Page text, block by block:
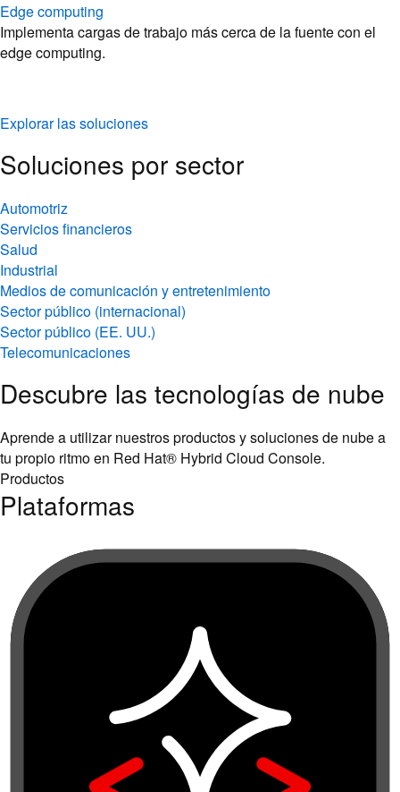
Edge computing
Implementa cargas de trabajo más cerca de la fuente con el
edge computing.
Explorar las soluciones
Soluciones por sector
Automotriz
Servicios financieros
Salud
Industrial
Medios de comunicación y entretenimiento
Sector público (internacional)
Sector público (EE. UU.)
Telecomunicaciones
Descubre las tecnologías de nube
Aprende a utilizar nuestros productos y soluciones de nube a
tu propio ritmo en Red Hat® Hybrid Cloud Console.
Productos
Plataformas